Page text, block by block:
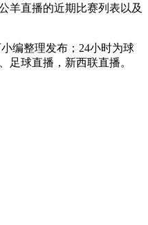
羊直播的近期比赛列表以及
编整理发布；24小时为球
足球直播，新西联直播。